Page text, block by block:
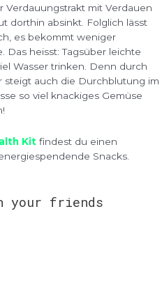
Verdauungstrakt mit Verdauen
dorthin absinkt. Folglich lässt
es bekommt weniger
Das heisst: Tagsüber leichte
Wasser trinken. Denn durch
steigt auch die Durchblutung im
so viel knackiges Gemüse
Kit findest du einen
Snacks.
your friends